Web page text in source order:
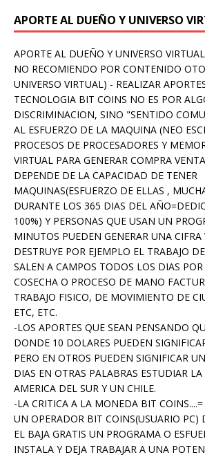
APORTE AL DUEÑO Y UNIVERSO
APORTE AL DUEÑO Y UNIVERSO VIRTUAL
NO RECOMIENDO POR CONTENIDO
UNIVERSO VIRTUAL) - REALIZAR
TECNOLOGIA BIT COINS NO ES POR
DISCRIMINACION, SINO "SENTIDO
AL ESFUERZO DE LA MAQUINA (NEO
PROCESOS DE PROCESADORES Y
VIRTUAL PARA GENERAR COMPRA
DEPENDE DE LA CAPACIDAD DE TENER
MAQUINAS(ESFUERZO DE ELLAS ,
DURANTE LOS 365 DIAS DEL
100%) Y PERSONAS QUE USAN UN
MINUTOS PUEDEN GENERAR UNA CIFRA
DESTRUYE POR EJEMPLO EL TRABAJO
SALEN A CAMPOS TODOS LOS DIAS
COSECHA O PROCESO DE MANO
TRABAJO FISICO, DE MOVIMIENTO DE
ETC, ETC.
-LOS APORTES QUE SEAN PENSANDO
DONDE 10 DOLARES PUEDEN
PERO EN OTROS PUEDEN SIGNIFICAR
DIAS EN OTRAS PALABRAS ESTUDIAR
AMERICA DEL SUR Y UN CHILE.
-LA CRITICA A LA MONEDA BIT
UN OPERADOR BIT COINS(USUARIO PC)
EL BAJA GRATIS UN PROGRAMA O
INSTALA Y DEJA TRABAJAR A UNA